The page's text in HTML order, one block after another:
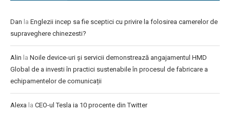
Dan la Englezii incep sa fie sceptici cu privire la folosirea camerelor de
supraveghere chinezesti?
Alin la Noile device-uri și servicii demonstrează angajamentul HMD
Global de a investi în practici sustenabile în procesul de fabricare a
echipamentelor de comunicații
Alexa la CEO-ul Tesla ia 10 procente din Twitter